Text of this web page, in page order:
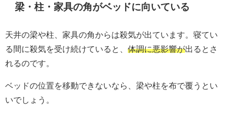
梁・柱・家具の角がベッドに向いている
天井の梁や柱、家具の角からは殺気が出ています。寝てい
る間に殺気を受け続けていると、 体調に悪影響が出るとさ
れるのです。
ベッドの位置を移動できないなら、梁や柱を布で覆うとい
いでしょう。